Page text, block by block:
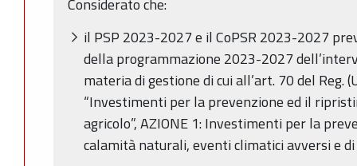
Considerato che:
il PSP 2023-2027 e il CoPSR 2023-2027
della programmazione 2023-2027
materia di gestione di cui all’art. 70 del Reg.
“Investimenti per la prevenzione ed il
agricolo”, AZIONE 1: Investimenti per la
calamità naturali, eventi climatici avversi e